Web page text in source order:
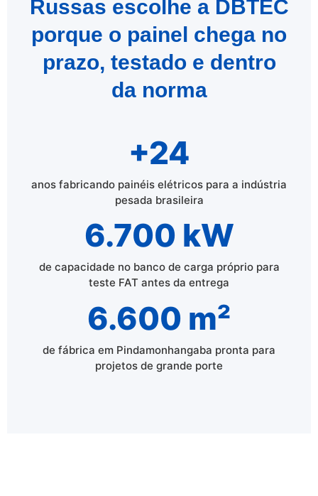
Russas escolhe a DBTEC
porque o painel chega no
prazo, testado e dentro
da norma
+24
anos fabricando painéis elétricos para a indústria
pesada brasileira
6.700 kW
de capacidade no banco de carga próprio para
teste FAT antes da entrega
6.600 m²
de fábrica em Pindamonhangaba pronta para
projetos de grande porte